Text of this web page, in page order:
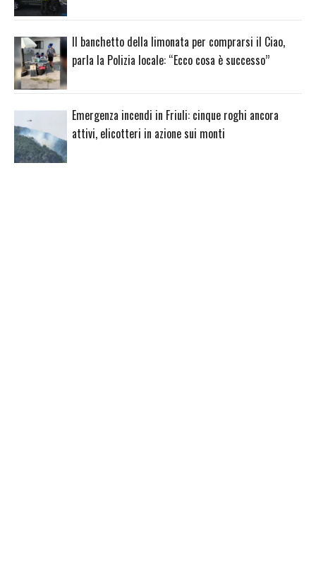
Il banchetto della limonata per comprarsi il Ciao,
parla la Polizia locale: “Ecco cosa è successo”
Emergenza incendi in Friuli: cinque roghi ancora
attivi, elicotteri in azione sui monti